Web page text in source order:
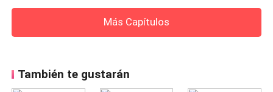
Más Capítulos
También te gustarán